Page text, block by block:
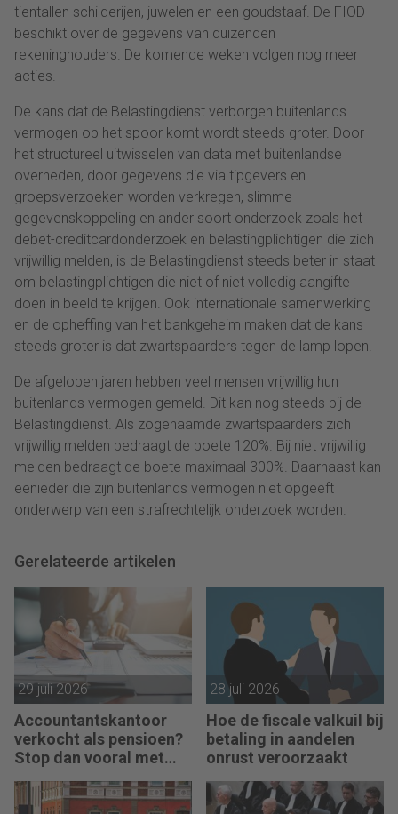
tientallen schilderijen, juwelen en een goudstaaf. De FIOD
beschikt over de gegevens van duizenden
rekeninghouders. De komende weken volgen nog meer
acties.
De kans dat de Belastingdienst verborgen buitenlands
vermogen op het spoor komt wordt steeds groter. Door
het structureel uitwisselen van data met buitenlandse
overheden, door gegevens die via tipgevers en
groepsverzoeken worden verkregen, slimme
gegevenskoppeling en ander soort onderzoek zoals het
debet-creditcardonderzoek en belastingplichtigen die zich
vrijwillig melden, is de Belastingdienst steeds beter in staat
om belastingplichtigen die niet of niet volledig aangifte
doen in beeld te krijgen. Ook internationale samenwerking
en de opheffing van het bankgeheim maken dat de kans
steeds groter is dat zwartspaarders tegen de lamp lopen.
De afgelopen jaren hebben veel mensen vrijwillig hun
buitenlands vermogen gemeld. Dit kan nog steeds bij de
Belastingdienst. Als zogenaamde zwartspaarders zich
vrijwillig melden bedraagt de boete 120%. Bij niet vrijwillig
melden bedraagt de boete maximaal 300%. Daarnaast kan
eenieder die zijn buitenlands vermogen niet opgeeft
onderwerp van een strafrechtelijk onderzoek worden.
Gerelateerde artikelen
29 juli 2026
Accountantskantoor
verkocht als pensioen?
Stop dan vooral met
28 juli 2026
Hoe de fiscale valkuil bij
betaling in aandelen
onrust veroorzaakt